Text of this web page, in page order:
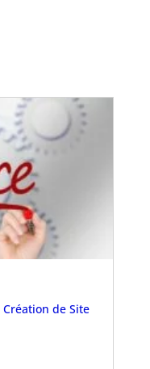
Création de Site